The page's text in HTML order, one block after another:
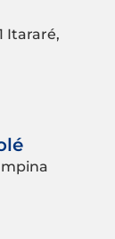
Itararé,